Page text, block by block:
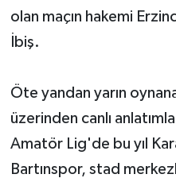
olan maçın hakemi
İbiş.
Öte yandan yarın
üzerinden canlı
Amatör Lig'de bu yıl
Bartınspor, stad